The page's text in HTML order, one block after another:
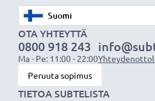
vastavalosuojaa
✔ Vastavalosuoja muotokuva-
✔ Voidaan yhdistää
suojukseen tai suotimiin
✔ Muotoiltu bajonetti-
bajonettikiinnityksellä, sopii
OTA YHTEYTTÄ
0800 918 243
Ma - Pe: 11:00 - 22:00
Peruuta sopimus
TIETOA SUBTELISTA